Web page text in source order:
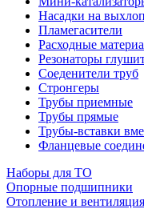
Насадки на
Пламегасители
Расходные
Резонаторы
Соеденители труб
Стронгеры
Трубы приемные
Трубы прямые
Трубы-вставки
Фланцевые
Наборы для ТО
Опорные подшипники
Отопление и вентиляция